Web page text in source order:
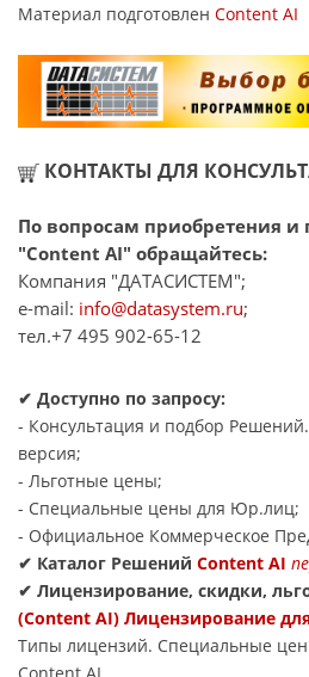
Материал подготовлен Content AI
КОНТАКТЫ ДЛЯ
По вопросам приобретения
"Content AI" обращайтесь:
Компания "ДАТАСИСТЕМ";
e-mail: info@datasystem.ru;
тел.+7 495 902-65-12
✔ Доступно по запросу:
- Консультация и подбор
версия;
- Льготные цены;
- Специальные цены для Юр.лиц;
- Официальное Коммерческое
✔ Каталог Решений Content AI
✔ Лицензирование, скидки,
(Content AI) Лицензирование
Типы лицензий. Специальные